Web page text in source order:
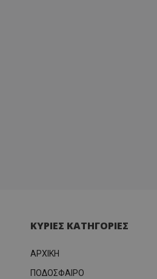
ΚΥΡΙΕΣ ΚΑΤΗΓΟΡΙΕΣ
ΑΡΧΙΚΗ
ΠΟΔΟΣΦΑΙΡΟ